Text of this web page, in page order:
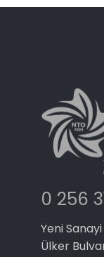
0 256
Yeni
Ülker